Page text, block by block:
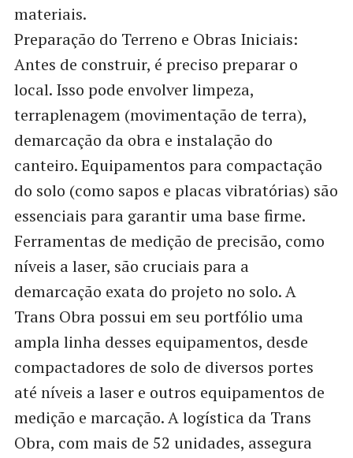
materiais.
Preparação do Terreno e Obras Iniciais:
Antes de construir, é preciso preparar o
local. Isso pode envolver limpeza,
terraplenagem (movimentação de terra),
demarcação da obra e instalação do
canteiro. Equipamentos para compactação
do solo (como sapos e placas vibratórias) são
essenciais para garantir uma base firme.
Ferramentas de medição de precisão, como
níveis a laser, são cruciais para a
demarcação exata do projeto no solo. A
Trans Obra possui em seu portfólio uma
ampla linha desses equipamentos, desde
compactadores de solo de diversos portes
até níveis a laser e outros equipamentos de
medição e marcação. A logística da Trans
Obra, com mais de 52 unidades, assegura